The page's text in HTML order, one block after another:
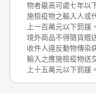
物者最高可處七年以
施檢疫物之輸入人或
上一百萬元以下罰鍰
境外商品不得隨貨贈
收件人違反動物傳染
輸入之應施檢疫物送
上十五萬元以下罰鍰。